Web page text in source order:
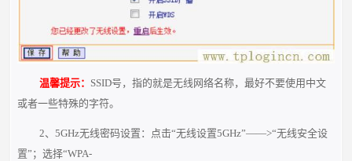
温馨提示： SSID号，指的就是无线网络名称，最好不要使用中文
或者一些特殊的字符。
2、5GHz无线密码设置：点击“无线设置5GHz”——>“无线安全设
置”；选择“WPA-